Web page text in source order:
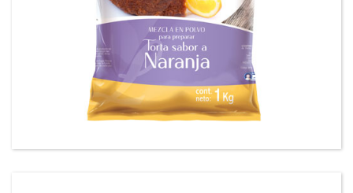
Mezcla en polvo para preparar tortas sabor a
Naranja